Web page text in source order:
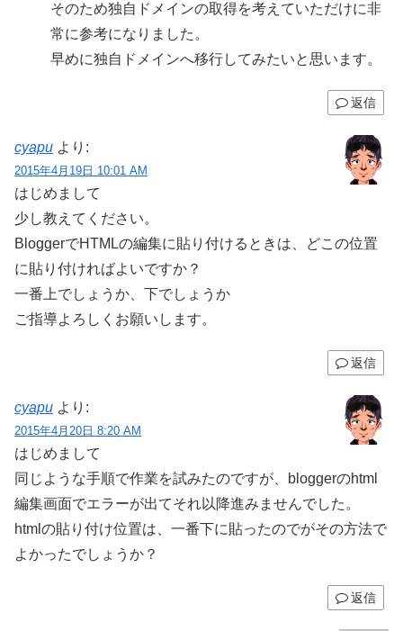
そのため独自ドメインの取得を考えていただけに非
常に参考になりました。
早めに独自ドメインへ移行してみたいと思います。
返信
cyapu より:
2015年4月19日 10:01 AM
はじめまして
少し教えてください。
BloggerでHTMLの編集に貼り付けるときは、どこの位置
に貼り付ければよいですか？
一番上でしょうか、下でしょうか
ご指導よろしくお願いします。
返信
cyapu より:
2015年4月20日 8:20 AM
はじめまして
同じような手順で作業を試みたのですが、bloggerのhtml
編集画面でエラーが出てそれ以降進みませんでした。
htmlの貼り付け位置は、一番下に貼ったのでがその方法で
よかったでしょうか？
返信